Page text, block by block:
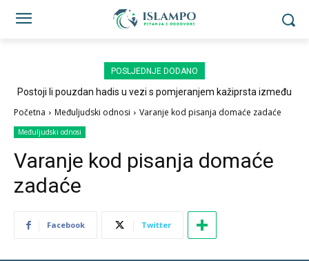
POSLJEDNJE DODANO
Postoji li pouzdan hadis u vezi s pomjeranjem kažiprsta između
Početna Međuljudski odnosi Varanje kod pisanja domaće zadaće
Međuljudski odnosi
Varanje kod pisanja domaće
zadaće
Facebook Twitter